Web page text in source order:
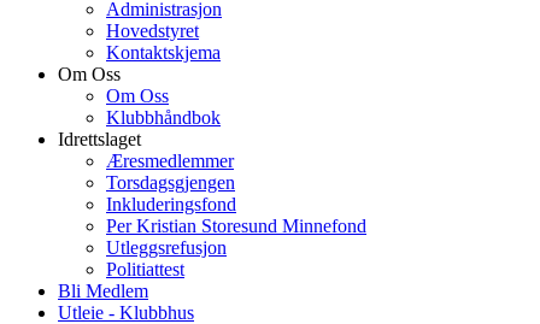
Administrasjon
Hovedstyret
Kontaktskjema
Om Oss
Om Oss
Klubbhåndbok
Idrettslaget
Æresmedlemmer
Torsdagsgjengen
Inkluderingsfond
Per Kristian Storesund Minnefond
Utleggsrefusjon
Politiattest
Bli Medlem
Utleie - Klubbhus